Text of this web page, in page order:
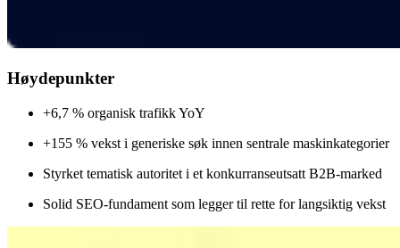
Høydepunkter
+6,7 % organisk trafikk YoY
+155 % vekst i generiske søk innen sentrale maskinkategorier
Styrket tematisk autoritet i et konkurranseutsatt B2B-marked
Solid SEO-fundament som legger til rette for langsiktig vekst